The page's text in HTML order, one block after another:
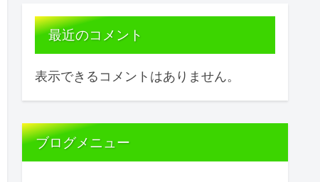
最近のコメント
表示できるコメントはありません。
ブログメニュー